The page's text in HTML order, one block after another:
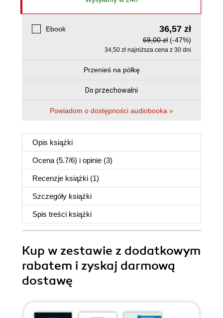
Ebook 36,57 zł
69,00 zł (-47%)
34,50 zł najniższa cena z 30 dni
Przenieś na półkę
Do przechowalni
Powiadom o dostępności audiobooka »
Opis książki
Ocena (5.7/6) i opinie (3)
Recenzje książki (1)
Szczegóły książki
Spis treści książki
Kup w zestawie z dodatkowym
rabatem i zyskaj darmową
dostawę